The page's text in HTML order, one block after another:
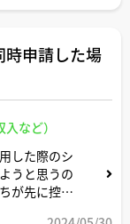
時申請した場
など）
した際のシ
うと思うの
が先に控除